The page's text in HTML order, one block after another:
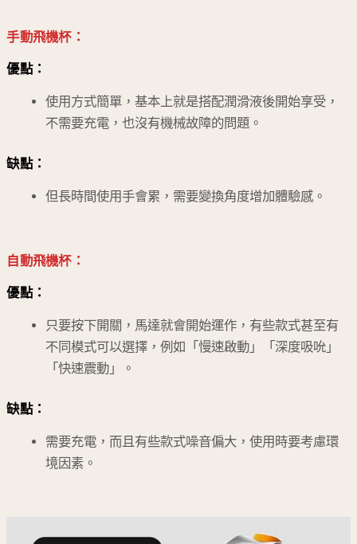
手動飛機杯：
優點：
使用方式簡單，基本上就是搭配潤滑液後開始享受，
不需要充電，也沒有機械故障的問題。
缺點：
但長時間使用手會累，需要變換角度增加體驗感。
自動飛機杯：
優點：
只要按下開關，馬達就會開始運作，有些款式甚至有
不同模式可以選擇，例如「慢速啟動」「深度吸吮」
「快速震動」。
缺點：
需要充電，而且有些款式噪音偏大，使用時要考慮環
境因素。